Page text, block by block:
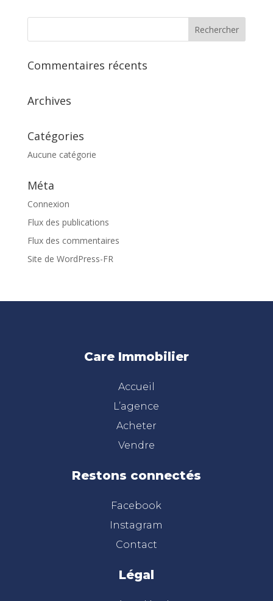
Commentaires récents
Archives
Catégories
Aucune catégorie
Méta
Connexion
Flux des publications
Flux des commentaires
Site de WordPress-FR
Care Immobilier
Accueil
L’agence
Acheter
Vendre
Restons connectés
Facebook
Instagram
Contact
Légal